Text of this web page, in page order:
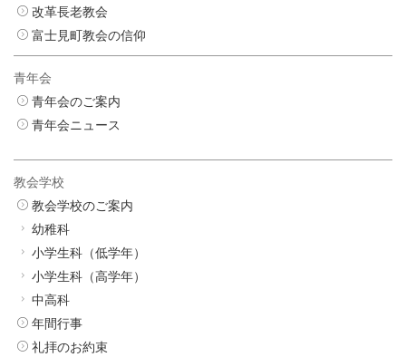
改革長老教会
富士見町教会の信仰
青年会
青年会のご案内
青年会ニュース
教会学校
教会学校のご案内
幼稚科
小学生科（低学年）
小学生科（高学年）
中高科
年間行事
礼拝のお約束